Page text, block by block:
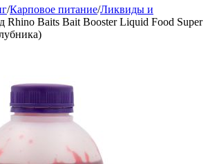
/Карповое питание/Ликвиды и
Rhino Baits Bait Booster Liquid Food Super